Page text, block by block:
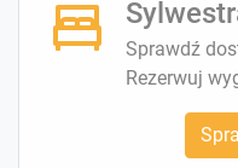
Sprawdź
Rezerwuj